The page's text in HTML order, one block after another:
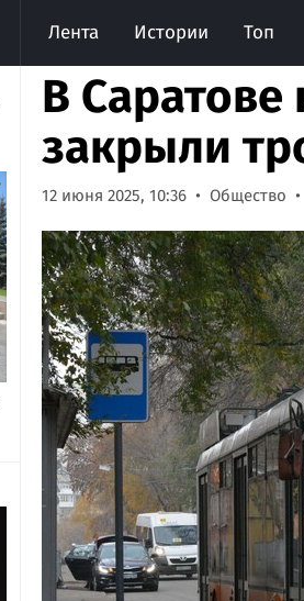
Лента Истории Топ
В
закрыли
12 июня 2025, 10:36 Общество